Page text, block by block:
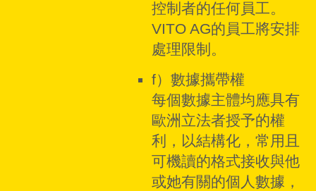
控制者的任何員工。
VITO AG的員工將安排
處理限制。
f）數據攜帶權
每個數據主體均應具有
歐洲立法者授予的權
利，以結構化，常用且
可機讀的格式接收與他
或她有關的個人數據，